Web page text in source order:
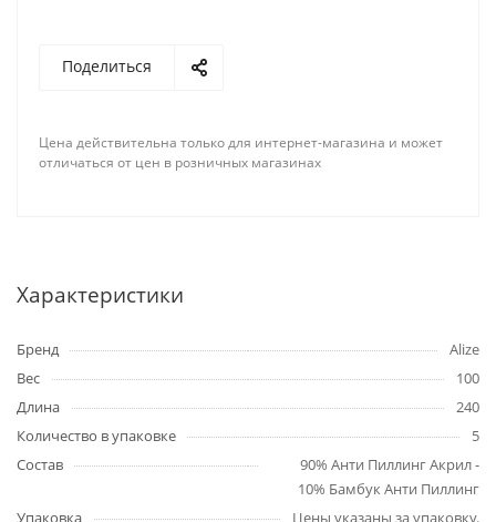
Поделиться
Цена действительна только для интернет-магазина и может
отличаться от цен в розничных магазинах
Характеристики
Бренд
Alize
Вес
100
Длина
240
Количество в упаковке
5
Состав
90% Анти Пиллинг Акрил -
10% Бамбук Анти Пиллинг
Упаковка
Цены указаны за упаковку.